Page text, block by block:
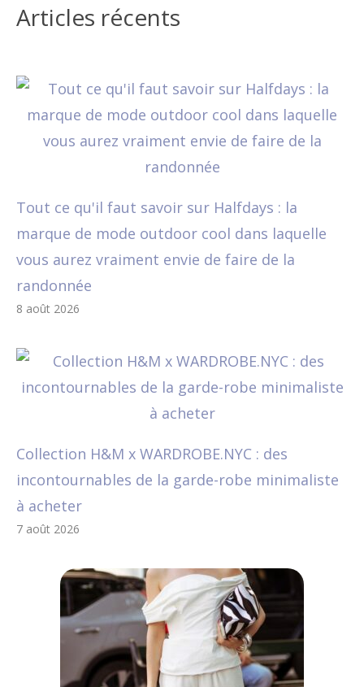
Articles récents
Tout ce qu'il faut savoir sur Halfdays : la
marque de mode outdoor cool dans laquelle
vous aurez vraiment envie de faire de la
randonnée
8 août 2026
Collection H&M x WARDROBE.NYC : des
incontournables de la garde-robe minimaliste
à acheter
7 août 2026